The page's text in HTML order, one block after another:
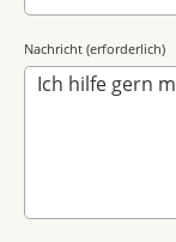
Nachricht (erforderlich)